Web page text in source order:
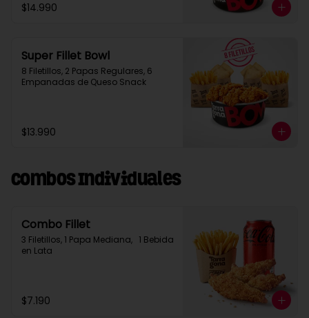
$14.990
Super Fillet Bowl
8 Filetillos, 2 Papas Regulares, 6
Empanadas de Queso Snack
$13.990
Combos Individuales
Combo Fillet
3 Filetillos, 1 Papa Mediana,   1 Bebida
en Lata
$7.190